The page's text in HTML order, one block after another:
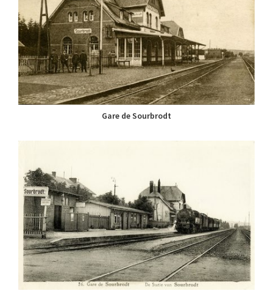
Gare de Sourbrodt